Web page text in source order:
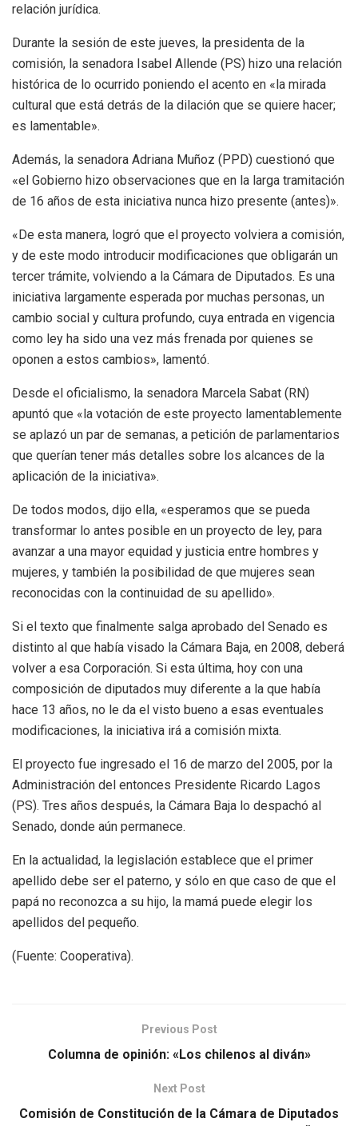
relación jurídica.
Durante la sesión de este jueves, la presidenta de la
comisión, la senadora Isabel Allende (PS) hizo una relación
histórica de lo ocurrido poniendo el acento en «la mirada
cultural que está detrás de la dilación que se quiere hacer;
es lamentable».
Además, la senadora Adriana Muñoz (PPD) cuestionó que
«el Gobierno hizo observaciones que en la larga tramitación
de 16 años de esta iniciativa nunca hizo presente (antes)».
«De esta manera, logró que el proyecto volviera a comisión,
y de este modo introducir modificaciones que obligarán un
tercer trámite, volviendo a la Cámara de Diputados. Es una
iniciativa largamente esperada por muchas personas, un
cambio social y cultura profundo, cuya entrada en vigencia
como ley ha sido una vez más frenada por quienes se
oponen a estos cambios», lamentó.
Desde el oficialismo, la senadora Marcela Sabat (RN)
apuntó que «la votación de este proyecto lamentablemente
se aplazó un par de semanas, a petición de parlamentarios
que querían tener más detalles sobre los alcances de la
aplicación de la iniciativa».
De todos modos, dijo ella, «esperamos que se pueda
transformar lo antes posible en un proyecto de ley, para
avanzar a una mayor equidad y justicia entre hombres y
mujeres, y también la posibilidad de que mujeres sean
reconocidas con la continuidad de su apellido».
Si el texto que finalmente salga aprobado del Senado es
distinto al que había visado la Cámara Baja, en 2008, deberá
volver a esa Corporación. Si esta última, hoy con una
composición de diputados muy diferente a la que había
hace 13 años, no le da el visto bueno a esas eventuales
modificaciones, la iniciativa irá a comisión mixta.
El proyecto fue ingresado el 16 de marzo del 2005, por la
Administración del entonces Presidente Ricardo Lagos
(PS). Tres años después, la Cámara Baja lo despachó al
Senado, donde aún permanece.
En la actualidad, la legislación establece que el primer
apellido debe ser el paterno, y sólo en que caso de que el
papá no reconozca a su hijo, la mamá puede elegir los
apellidos del pequeño.
(Fuente: Cooperativa).
Previous Post
Columna de opinión: «Los chilenos al diván»
Next Post
Comisión de Constitución de la Cámara de Diputados